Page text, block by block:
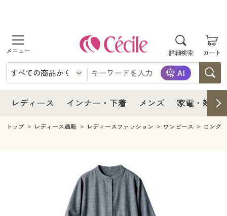
詳細検索 カート
商品を探す
レディース
レディースファッション
インナー・下着
インナー・下着通販すべて
ジュニア・ティーンズ下着
メンズ
メンズファッション
寝具・インテリア・家具
寝具・インテリア・家具通販すべて
レディース インナー・下着 メンズ 家電・雑貨
レディース
レディース通販すべて
レディースファッション
インナー・下着
インナー・下着通販すべて
ジュニア・ティーンズ下着
メンズ
キッチン・雑貨・日用品
寝具・インテリア・家具通販すべて
美容・健康通販すべて
制服・スクール
トップ レディース通販 レディースファッション ワンピース ロング